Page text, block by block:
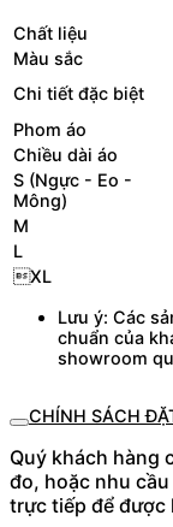
Chất liệu
Màu sắc
Chi tiết đặc biệt
Phom áo
Chiều dài áo
S (Ngực - Eo -
Mông)
M
L
XL
Lưu ý: Các
chuẩn của
showroom
CHÍNH SÁCH
Quý khách hàng
đo, hoặc nhu
trực tiếp để được